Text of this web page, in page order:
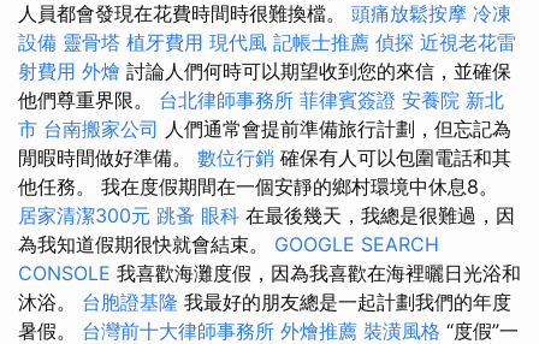
人員都會發現在花費時間時很難換檔。 頭痛放鬆按摩 冷凍
設備 靈骨塔 植牙費用 現代風 記帳士推薦 偵探 近視老花雷
射費用 外燴 討論人們何時可以期望收到您的來信，並確保
他們尊重界限。 台北律師事務所 菲律賓簽證 安養院 新北
市 台南搬家公司 人們通常會提前準備旅行計劃，但忘記為
閒暇時間做好準備。 數位行銷 確保有人可以包圍電話和其
他任務。 我在度假期間在一個安靜的鄉村環境中休息8。
居家清潔300元 跳蚤 眼科 在最後幾天，我總是很難過，因
為我知道假期很快就會結束。 GOOGLE SEARCH
CONSOLE 我喜歡海灘度假，因為我喜歡在海裡曬日光浴和
沐浴。 台胞證基隆 我最好的朋友總是一起計劃我們的年度
暑假。 台灣前十大律師事務所 外燴推薦 裝潢風格 “度假”一